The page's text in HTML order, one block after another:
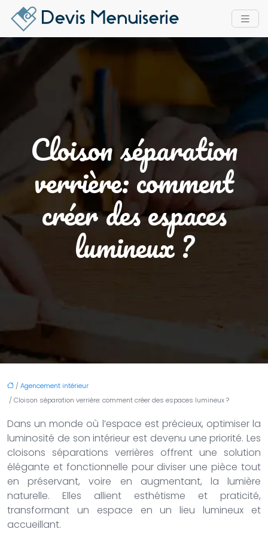
Cloison séparation
verrière: comment
créer des espaces
lumineux ?
/Agencement intérieur
/ Cloison séparation verrière: comment créer des espaces lumineux ?
Dans un monde où l’espace est précieux, optimiser la
luminosité de son intérieur est devenu une priorité. Les
cloisons séparations verrières offrent une solution
élégante et fonctionnelle pour diviser une pièce tout
en préservant, voire en augmentant, la lumière
naturelle. Elles allient esthétisme et praticité,
transformant un espace en un lieu lumineux et
accueillant.